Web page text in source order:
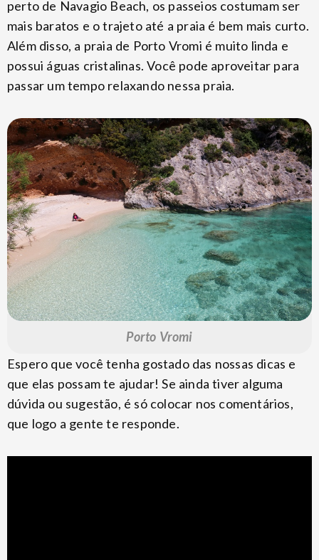
perto de Navagio Beach, os passeios costumam ser
mais baratos e o trajeto até a praia é bem mais curto.
Além disso, a praia de Porto Vromi é muito linda e
possui águas cristalinas. Você pode aproveitar para
passar um tempo relaxando nessa praia.
Porto Vromi
Espero que você tenha gostado das nossas dicas e
que elas possam te ajudar! Se ainda tiver alguma
dúvida ou sugestão, é só colocar nos comentários,
que logo a gente te responde.